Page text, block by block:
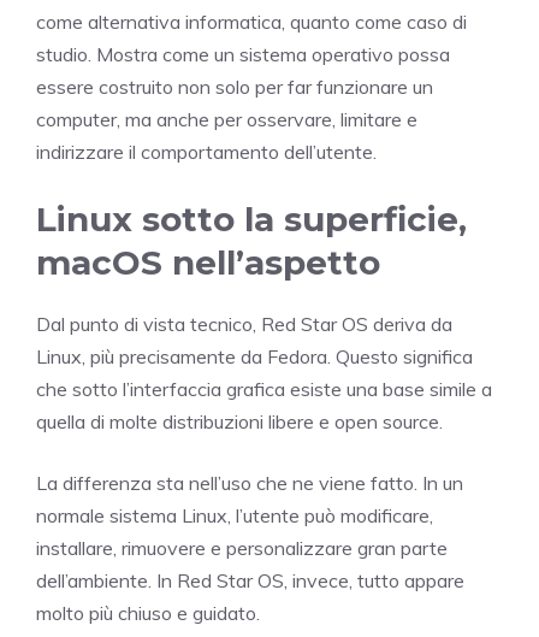
come alternativa informatica, quanto come caso di
studio. Mostra come un sistema operativo possa
essere costruito non solo per far funzionare un
computer, ma anche per osservare, limitare e
indirizzare il comportamento dell’utente.
Linux sotto la superficie,
macOS nell’aspetto
Dal punto di vista tecnico, Red Star OS deriva da
Linux, più precisamente da Fedora. Questo significa
che sotto l’interfaccia grafica esiste una base simile a
quella di molte distribuzioni libere e open source.
La differenza sta nell’uso che ne viene fatto. In un
normale sistema Linux, l’utente può modificare,
installare, rimuovere e personalizzare gran parte
dell’ambiente. In Red Star OS, invece, tutto appare
molto più chiuso e guidato.